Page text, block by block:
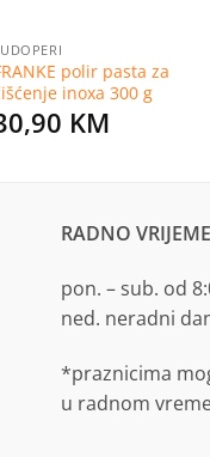
polir pasta za
inoxa 300 g
KM
RADNO VRIJEME
pon. – sub. od
ned. neradni
*praznicima
u radnom